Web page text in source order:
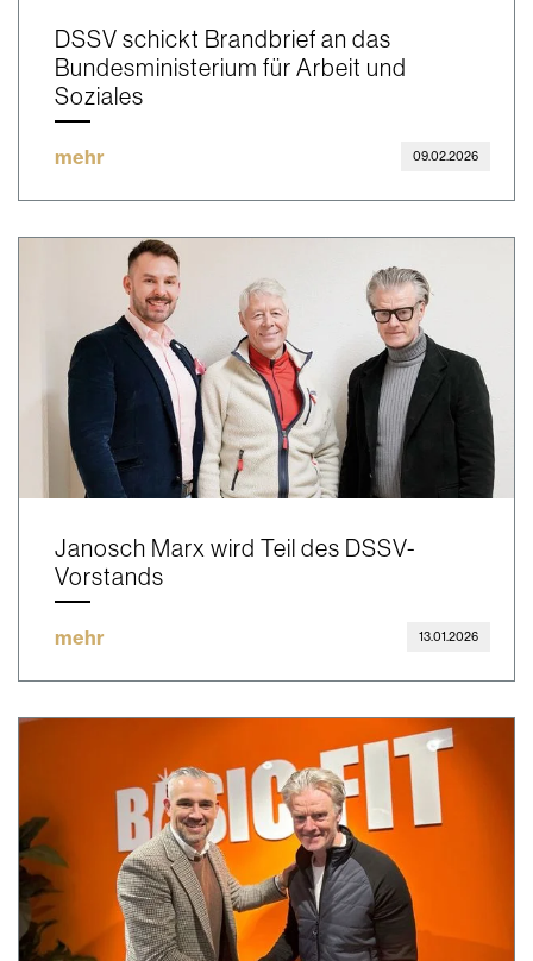
DSSV schickt Brandbrief an das
Bundesministerium für Arbeit und
Soziales
mehr 09.02.2026
Janosch Marx wird Teil des DSSV-
Vorstands
mehr 13.01.2026